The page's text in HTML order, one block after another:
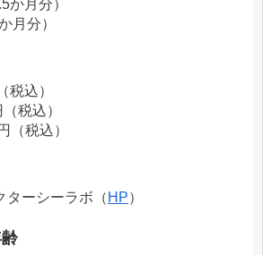
か月分）
月分）
税込）
税込）
（税込）
ターシーラボ（ HP）